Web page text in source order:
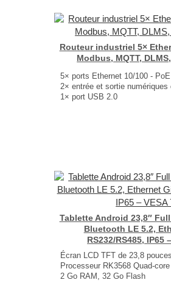
Poids : 175 g
...
Routeur industriel 5×
Modbus, MQTT,
5× ports Ethernet 10/100 -
2× entrée et sortie numériques
1× port USB 2.0
Tablette Android 23,8″
Bluetooth LE 5.2,
RS232/RS485, IP65
2 Go RAM, 32 Go Flash